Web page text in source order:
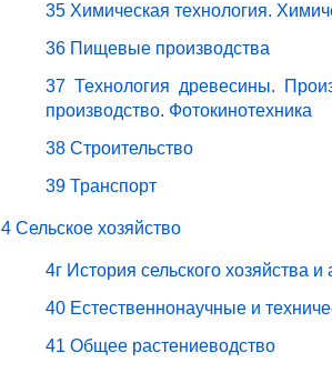
35 Химическая технология.
36 Пищевые производства
37 Технология древесины.
производство. Фотокинотехника
38 Строительство
39 Транспорт
4 Сельское хозяйство
4г История сельского хозяйства
40 Естественнонаучные и
41 Общее растениеводство